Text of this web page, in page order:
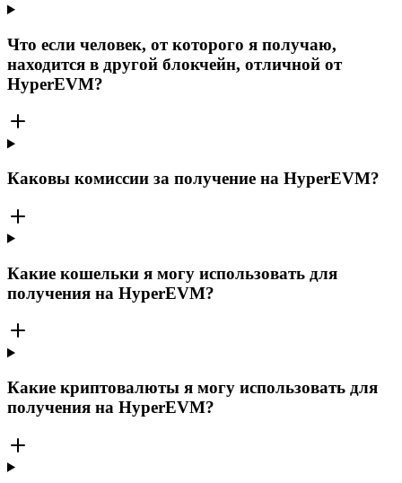
Что если человек, от которого я получаю,
находится в другой блокчейн, отличной от
HyperEVM?
Каковы комиссии за получение на HyperEVM?
Какие кошельки я могу использовать для
получения на HyperEVM?
Какие криптовалюты я могу использовать для
получения на HyperEVM?